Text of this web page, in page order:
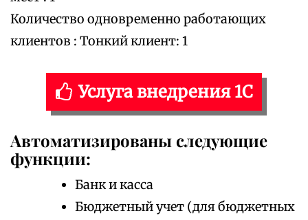
Количество одновременно работающих
клиентов : Тонкий клиент: 1
Услуга внедрения 1С
Автоматизированы следующие
функции:
Банк и касса
Бюджетный учет (для бюджетных